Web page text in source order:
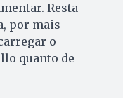
Resta
por mais
o
quanto de